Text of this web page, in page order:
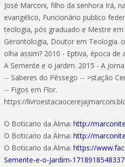
José Marconi, filho da senhora Irá,
evangélico, Funcionário publico
teologia, pós graduado e Mestre
Gerontologia, Doutor em Teologia.
olha assim? 2010 - Eptiva, época
A Semente e o jardim. 2015 - A
-- Saberes do Pêssego -- >stação
-- Figos em Flor.
https://
O Boticario da Alma: http://
O Boticario da Alma: http://
O Boticario da Alma: https://
Semente-e-o-Jardim-